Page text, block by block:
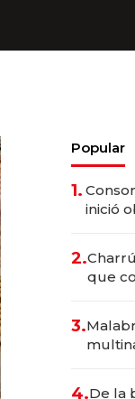
Popular
1.
inició
2.
que
3.
4.De la